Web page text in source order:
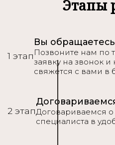
Этапы
1 этап
Вы
Позвоните нам по
заявку на звонок
свяжется с вами в
2 этапДоговариваемся
специалиста в